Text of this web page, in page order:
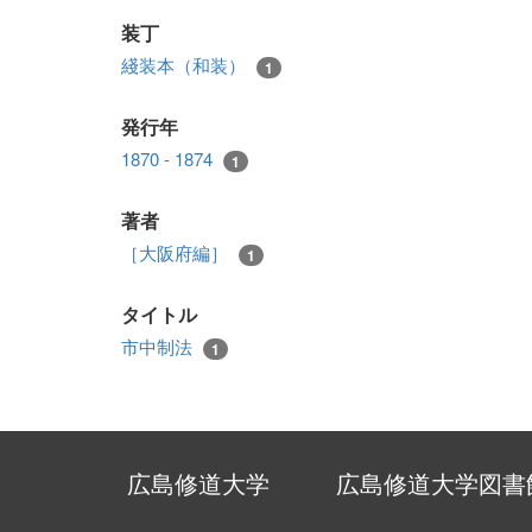
装丁
綫装本（和装） 1
発行年
1870 - 1874 1
著者
［大阪府編］ 1
タイトル
市中制法 1
広島修道大学 広島修道大学図